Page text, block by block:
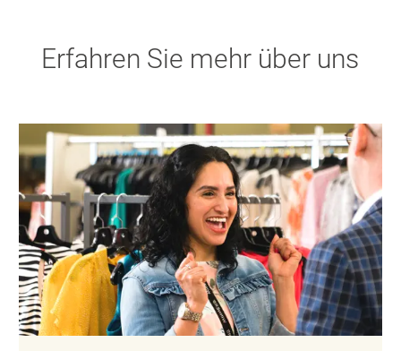
Erfahren Sie mehr über uns